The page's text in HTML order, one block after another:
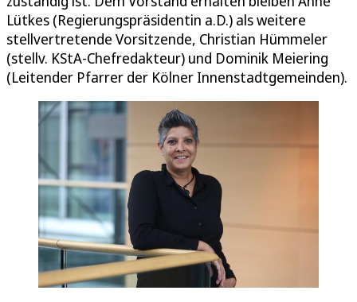
Lütkes (Regierungspräsidentin a.D.) als weitere
stellvertretende Vorsitzende, Christian Hümmeler
(stellv. KStA-Chefredakteur) und Dominik Meiering
(Leitender Pfarrer der Kölner Innenstadtgemeinden).